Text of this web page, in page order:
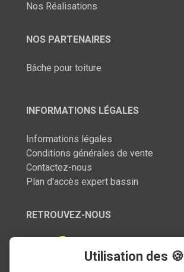
Nos Réalisations
NOS PARTENAIRES
Bâche pour toiture
INFORMATIONS LÉGALES
Informations légales
Conditions générales de vente
Contactez-nous
Plan d'accès expert bassin
RETROUVEZ-NOUS
Utilisation des 🍪